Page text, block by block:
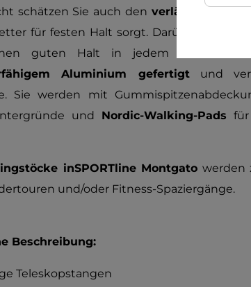
schätzen Sie auch den verlängerten
für festen Halt sorgt. Darüber hinaus
guten Halt in jedem Winkel.
Aluminium gefertigtund
Sie werden mit
und Nordic-Walking-Pads
inSPORTline Montgato werden
und/oder Fitness-Spaziergänge.
Beschreibung:
Teleskopstangen